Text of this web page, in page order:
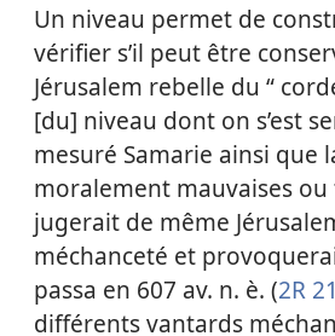
Un niveau permet de
vérifier s’il peut être
Jérusalem rebelle du “
[du] niveau dont on s’est
mesuré Samarie ainsi que
moralement mauvaises
jugerait de même
méchanceté et
passa en 607 av. n. è. (2R
différents vantards